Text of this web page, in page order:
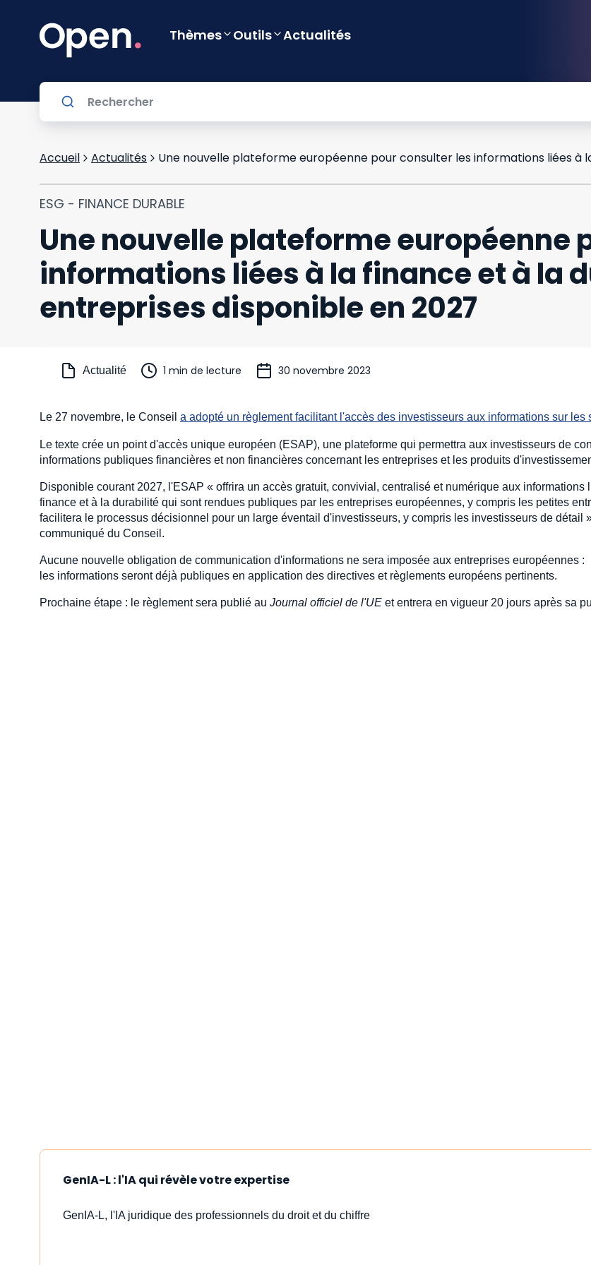
Thèmes Outils Actualités
Accueil Actualités
ESG - FINANCE DURABLE
Une nouvelle plateforme européenne
informations liées à la finance et à la
entreprises disponible en 2027
Actualité 1 min de lecture 30 novembre 2023
Le 27 novembre, le Conseil a adopté un règlement facilitant l'accès des investisseurs aux informations sur les
Le texte crée un point d'accès unique européen (ESAP), une plateforme qui permettra aux investisseurs de
informations publiques financières et non financières concernant les entreprises et les produits
Disponible courant 2027, l'ESAP « offrira un accès gratuit, convivial, centralisé et numérique aux informations
finance et à la durabilité qui sont rendues publiques par les entreprises européennes, y compris les petites
facilitera le processus décisionnel pour un large éventail d'investisseurs, y compris les investisseurs de détail
communiqué du Conseil.
Aucune nouvelle obligation de communication d'informations ne sera imposée aux entreprises européennes :
les informations seront déjà publiques en application des directives et règlements européens pertinents.
Prochaine étape : le règlement sera publié au Journal officiel de l'UE et entrera en vigueur 20 jours après sa
GenIA-L : l'IA qui révèle votre expertise
GenIA-L, l'IA juridique des professionnels du droit et du chiffre